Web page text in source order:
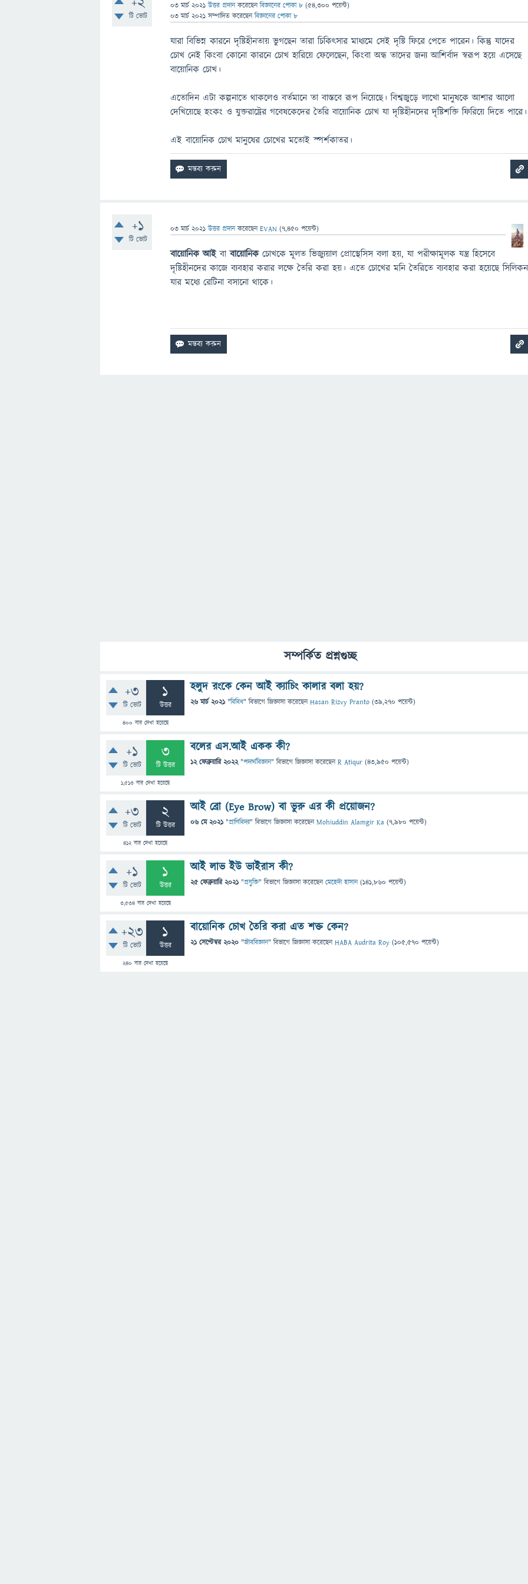
টি ভোট
03 মার্চ 2021 উত্তর প্রদান করেছেনবিজ্ঞানের পোকা ৮ (54,300 পয়েন্ট)
03 মার্চ 2021 সম্পাদিত করেছেনবিজ্ঞানের পোকা ৮
যারা বিভিন্ন কারনে দৃষ্টিহীনতায় ভুগছেন তারা চিকিৎসার মাধ্যমে সেই দৃষ্টি ফিরে পেতে পারেন। কিন্তু যাদের
চোখ নেই কিংবা কোনো কারনে চোখ হারিয়ে ফেলেছেন, কিংবা অন্ধ তাদের জন্য আশির্বাদ স্বরূপ হয়ে এসেছে
বায়োনিক চোখ।
এতোদিন এটা কল্পনাতে থাকলেও বর্তমানে তা বাস্তবে রূপ নিয়েছে। বিশ্বজুড়ে লাখো মানুষকে আশার আলো
দেখিয়েছে হংকং ও যুক্তরাষ্ট্রের গবেষকেদের তৈরি বায়োনিক চোখ যা দৃষ্টিহীনদের দৃষ্টিশক্তি ফিরিয়ে দিতে পারে।
এই বায়োনিক চোখ মানুষের চোখের মতোই স্পর্শকাতর।
+1
টি ভোট
03 মার্চ 2021 উত্তর প্রদান করেছেনEVAN (7,450 পয়েন্ট)
বায়োনিক আইবাবায়োনিকচোখকে মূলত ভিজ্যুয়াল প্রোস্থেসিস বলা হয়, যা পরীক্ষামূলক যন্ত্র হিসেবে
দৃষ্টিহীনদের কাজে ব্যবহার করার লক্ষে তৈরি করা হয়। এতে চোখের মনি তৈরিতে ব্যবহার করা হয়েছে সিলিকন
যার মধ্যে রেটিনা বসানো থাকে।
সম্পর্কিত প্রশ্নগুচ্ছ
+3
টি ভোট
1
উত্তর
400 বার দেখা হয়েছে
হলুদ রংকে কেন আই ক্যাচিং কালার বলা হয়?
26 মার্চ 2021 "বিবিধ" বিভাগে জিজ্ঞাসাকরেছেনHasan Rizvy Pranto (39,270 পয়েন্ট)
+1
টি ভোট
3
টি উত্তর
1,513 বার দেখা হয়েছে
বলের এস.আই একক কী?
12 ফেব্রুয়ারি 2022 "পদার্থবিজ্ঞান" বিভাগে জিজ্ঞাসাকরেছেনR Atiqur (43,950 পয়েন্ট)
+3
টি ভোট
2
টি উত্তর
412বার দেখা হয়েছে
আই ব্রো (Eye Brow) বা ভুরু এর কী প্রয়োজন?
06 মে 2021 "প্রাণিবিদ্যা" বিভাগে জিজ্ঞাসাকরেছেনMohiuddin Alamgir Ka (7,980 পয়েন্ট)
+1
টি ভোট
1
উত্তর
3,534বার দেখা হয়েছে
আই লাভ ইউ ভাইরাস কী?
25 ফেব্রুয়ারি 2021 "প্রযুক্তি" বিভাগে জিজ্ঞাসাকরেছেনমেহেদী হাসান (141,860 পয়েন্ট)
+23
টি ভোট
1
উত্তর
240 বার দেখা হয়েছে
বায়োনিক চোখ তৈরি করা এত শক্ত কেন?
21 সেপ্টেম্বর 2020 "জীববিজ্ঞান" বিভাগে জিজ্ঞাসাকরেছেনHABA Audrita Roy (105,570 পয়েন্ট)